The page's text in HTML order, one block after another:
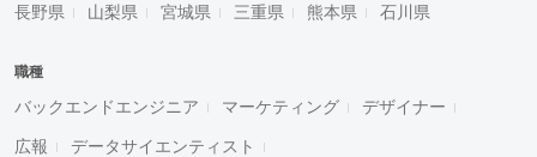
長野県 山梨県 宮城県 三重県 熊本県 石川県
職種
バックエンドエンジニア マーケティング デザイナー
広報 データサイエンティスト